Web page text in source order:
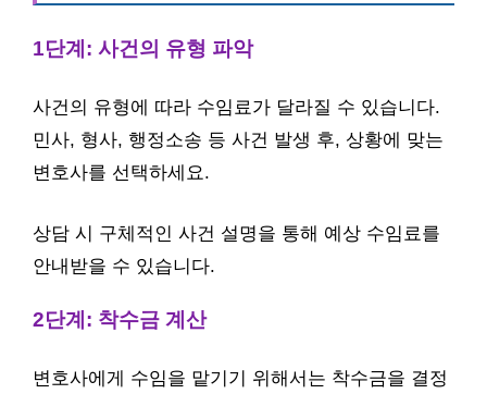
1단계: 사건의 유형 파악
사건의 유형에 따라 수임료가 달라질 수 있습니다.
민사, 형사, 행정소송 등 사건 발생 후, 상황에 맞는
변호사를 선택하세요.
상담 시 구체적인 사건 설명을 통해 예상 수임료를
안내받을 수 있습니다.
2단계: 착수금 계산
변호사에게 수임을 맡기기 위해서는 착수금을 결정